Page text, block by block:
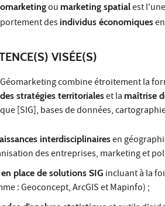
ou marketing spatialest
des individus économiques
VISÉE(S)
combine étroitement la
stratégies territorialeset la maîtrise
[SIG], bases de données,
interdisciplinairesen
des entreprises, marketing et
place de solutions SIG incluant à la
: Geoconcept, ArcGIS et Mapinfo) ;